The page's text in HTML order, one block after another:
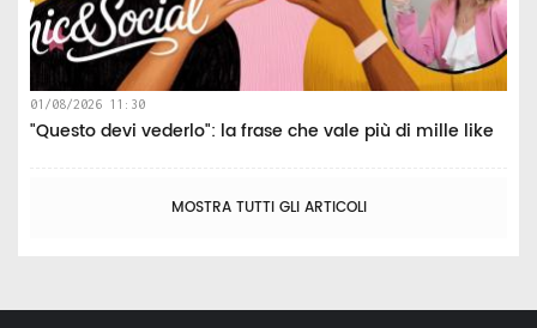
01/08/2026 11:30
"Questo devi vederlo": la frase che vale più di mille like
MOSTRA TUTTI GLI ARTICOLI